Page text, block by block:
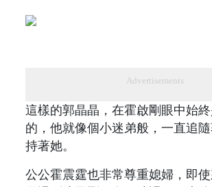
Advertisements
這樣的郭晶晶，在霍啟剛眼中始
的，他就像個小迷弟般，一直追
持著她。
公公霍震霆也非常尊重媳婦，即